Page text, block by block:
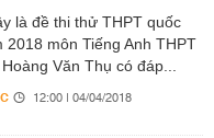
là đề thi thử THPT quốc
2018 môn Tiếng Anh THPT
Văn Thụ có đáp...
12:00 | 04/04/2018